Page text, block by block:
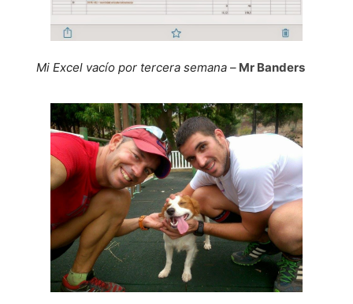
Mi Excel vacío por tercera semana – Mr Banders